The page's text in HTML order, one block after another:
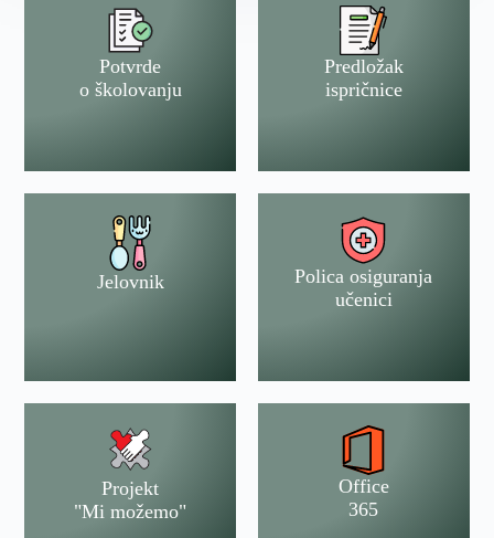
Potvrde
o školovanju
Predložak
ispričnice
Jelovnik
Polica osiguranja
učenici
Projekt
"Mi možemo"
Office
365